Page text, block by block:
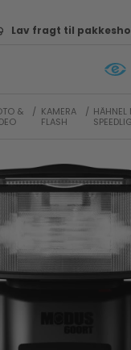
Lav fragt til
&
/ KAMERA
FLASH
/